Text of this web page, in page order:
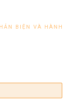
BIỆN VÀ HÀNH